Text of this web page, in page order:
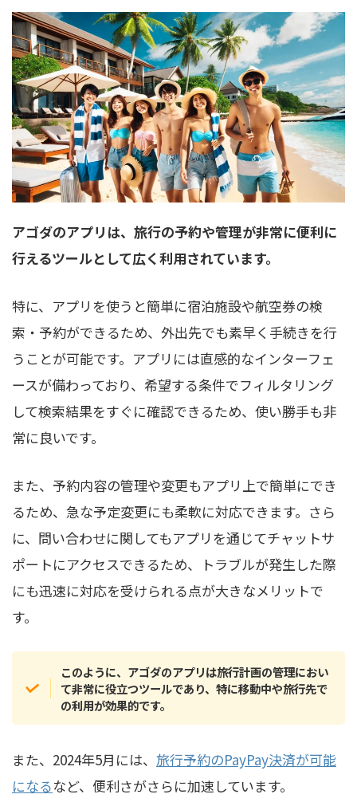
アゴダのアプリは、旅行の予約や管理が非常に便利に
行えるツールとして広く利用されています。
特に、アプリを使うと簡単に宿泊施設や航空券の検
索・予約ができるため、外出先でも素早く手続きを行
うことが可能です。アプリには直感的なインターフェ
ースが備わっており、希望する条件でフィルタリング
して検索結果をすぐに確認できるため、使い勝手も非
常に良いです。
また、予約内容の管理や変更もアプリ上で簡単にでき
るため、急な予定変更にも柔軟に対応できます。さら
に、問い合わせに関してもアプリを通じてチャットサ
ポートにアクセスできるため、トラブルが発生した際
にも迅速に対応を受けられる点が大きなメリットで
す。
このように、アゴダのアプリは旅行計画の管理におい
て非常に役立つツールであり、特に移動中や旅行先で
の利用が効果的です。
また、2024年5月には、 旅行予約のPayPay決済が可能
になるなど、便利さがさらに加速しています。